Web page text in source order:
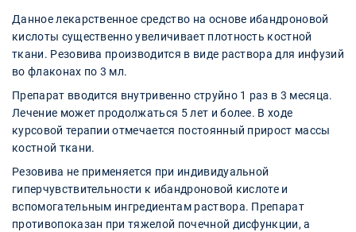
Данное лекарственное средство на основе ибандроновой
кислоты существенно увеличивает плотность костной
ткани. Резовива производится в виде раствора для инфузий
во флаконах по 3 мл.
Препарат вводится внутривенно струйно 1 раз в 3 месяца.
Лечение может продолжаться 5 лет и более. В ходе
курсовой терапии отмечается постоянный прирост массы
костной ткани.
Резовива не применяется при индивидуальной
гиперчувствительности к ибандроновой кислоте и
вспомогательным ингредиентам раствора. Препарат
противопоказан при тяжелой почечной дисфункции, а